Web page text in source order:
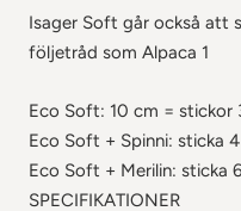
Isager Soft går också att
följetråd som Alpaca 1
Eco Soft: 10 cm = stickor
Eco Soft + Spinni: sticka
Eco Soft + Merilin: sticka
SPECIFIKATIONER